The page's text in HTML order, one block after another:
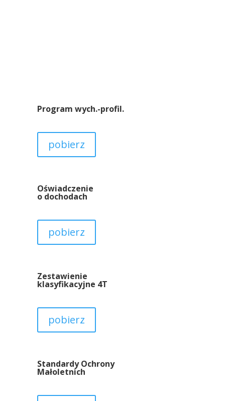
Program wych.-profil.
pobierz
Oświadczenie
o dochodach
pobierz
Zestawienie
klasyfikacyjne 4T
pobierz
Standardy Ochrony
Małoletnich